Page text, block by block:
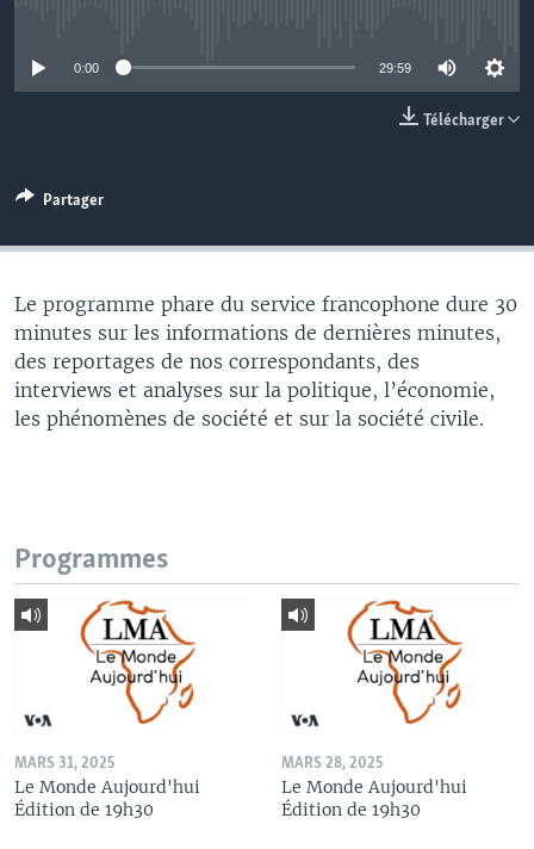
0:00 29:59
Télécharger
Partager
Le programme phare du service francophone dure 30
minutes sur les informations de dernières minutes,
des reportages de nos correspondants, des
interviews et analyses sur la politique, l’économie,
les phénomènes de société et sur la société civile.
Programmes
MARS 31, 2025
Le Monde Aujourd'hui
Édition de 19h30
MARS 28, 2025
Le Monde Aujourd'hui
Édition de 19h30